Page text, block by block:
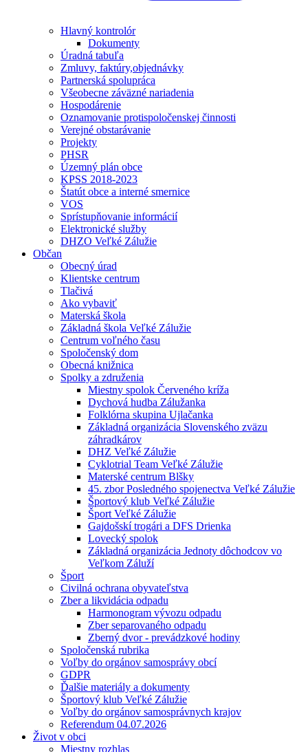
Hlavný kontrolór
Dokumenty
Úradná tabuľa
Zmluvy, faktúry,objednávky
Partnerská spolupráca
Všeobecne záväzné nariadenia
Hospodárenie
Oznamovanie protispoločenskej činnosti
Verejné obstarávanie
Projekty
PHSR
Územný plán obce
KPSS 2018-2023
Štatút obce a interné smernice
VOS
Sprístupňovanie informácií
Elektronické služby
DHZO Veľké Zálužie
Občan
Obecný úrad
Klientske centrum
Tlačivá
Ako vybaviť
Materská škola
Základná škola Veľké Zálužie
Centrum voľného času
Spoločenský dom
Obecná knižnica
Spolky a združenia
Miestny spolok Červeného kríža
Dychová hudba Zálužanka
Folklórna skupina Ujlačanka
Základná organizácia Slovenského zväzu
záhradkárov
DHZ Veľké Zálužie
Cyklotrial Team Veľké Zálužie
Materské centrum Blšky
45. zbor Posledného spojenectva Veľké Zálužie
Športový klub Veľké Zálužie
Šport Veľké Zálužie
Gajdošskí trogári a DFS Drienka
Lovecký spolok
Základná organizácia Jednoty dôchodcov vo
Veľkom Záluží
Šport
Civilná ochrana obyvateľstva
Zber a likvidácia odpadu
Harmonogram vývozu odpadu
Zber separovaného odpadu
Zberný dvor - prevádzkové hodiny
Spoločenská rubrika
Voľby do orgánov samosprávy obcí
GDPR
Ďalšie materiály a dokumenty
Športový klub Veľké Zálužie
Voľby do orgánov samosprávnych krajov
Referendum 04.07.2026
Život v obci
Miestny rozhlas